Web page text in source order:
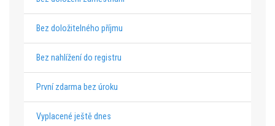
Bez doložitelného příjmu
Bez nahlížení do registru
První zdarma bez úroku
Vyplacené ještě dnes